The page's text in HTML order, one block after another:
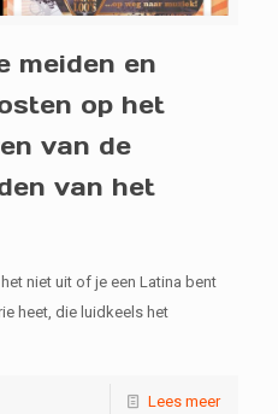
meiden en
op het
van de
van het
niet uit of je een Latina bent
heet, die luidkeels het
Lees meer